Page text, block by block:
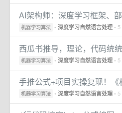
AI架构师：深度学习框架、
机器学习算法 • 深度学习自然语言处理 •
西瓜书推导，理论，代码统
机器学习算法 • 深度学习自然语言处理 •
手推公式+项目实操复现！
机器学习算法 • 深度学习自然语言处理 •